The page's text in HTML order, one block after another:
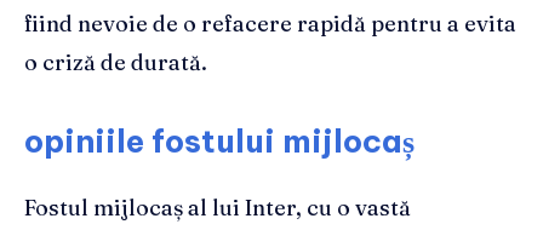
fiind nevoie de o refacere rapidă pentru a evita
o criză de durată.
opiniile fostului mijlocaș
Fostul mijlocaș al lui Inter, cu o vastă